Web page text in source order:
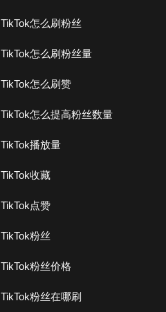
TikTok怎么刷粉丝
TikTok怎么刷粉丝量
TikTok怎么刷赞
TikTok怎么提高粉丝数量
TikTok播放量
TikTok收藏
TikTok点赞
TikTok粉丝
TikTok粉丝价格
TikTok粉丝在哪刷